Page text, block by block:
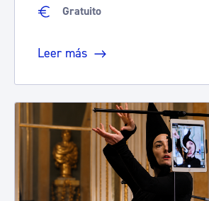
Gratuito
Leer más